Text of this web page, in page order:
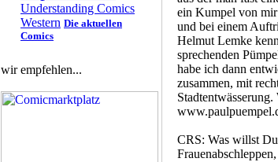
Understanding Comics
Western Die aktuellen
Comics
wir empfehlen...
ein Kumpel von mir
und bei einem
Helmut Lemke
sprechenden
habe ich dann
zusammen, mit
CRS: Was willst